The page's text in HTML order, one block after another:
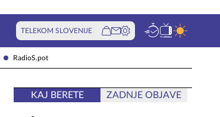
RadioS.pot
TELEKOM SLOVENIJE
KAJ BERETE ZADNJE OBJAVE